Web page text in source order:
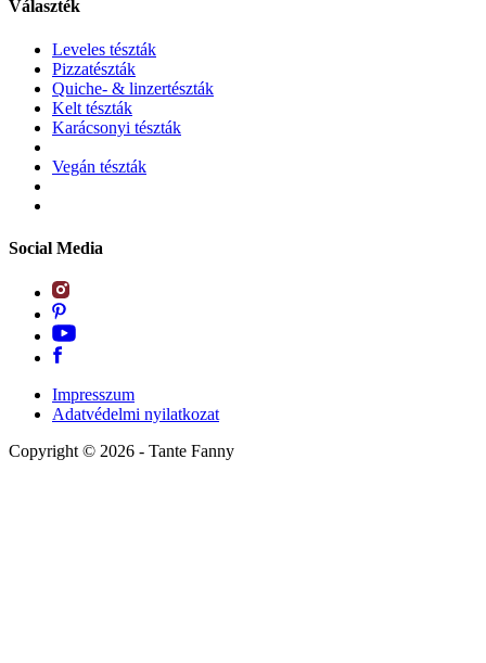
Választék
Leveles tészták
Pizzatészták
Quiche- & linzertészták
Kelt tészták
Karácsonyi tészták
Vegán tészták
Social Media
Impresszum
Adatvédelmi nyilatkozat
Copyright © 2026 - Tante Fanny